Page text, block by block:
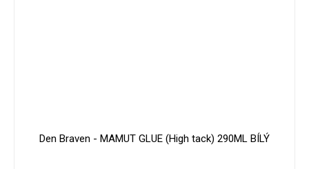
Den Braven - MAMUT GLUE (High tack) 290ML BÍLÝ